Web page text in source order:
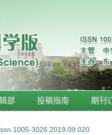
部 投稿指南 期刊
3026.2019.09.020